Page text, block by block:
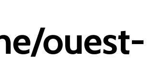
ouest-